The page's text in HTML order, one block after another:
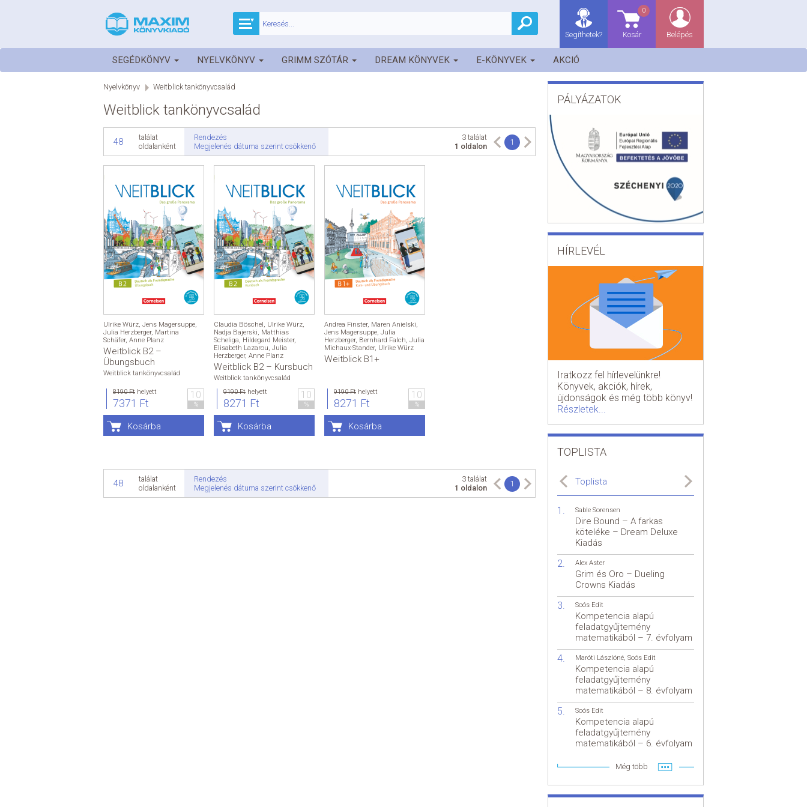
Belépés
Kosár
0
Segíthetek?
SEGÉDKÖNYV NYELVKÖNYV GRIMM SZÓTÁR DREAM KÖNYVEK E-KÖNYVEK AKCIÓ
Nyelvkönyv Weitblick tankönyvcsalád
Weitblick tankönyvcsalád
48
találat
oldalanként
Rendezés
Megjelenés dátuma szerint csökkenő
1
3 találat
1 oldalon
Ulrike Würz, Jens Magersuppe,
Julia Herzberger, Martina
Schäfer, Anne Planz
Weitblick B2 –
Übungsbuch
Weitblick tankönyvcsalád
8190 Ft helyett
7371 Ft
10
%
Kosárba
Claudia Böschel , Ulrike Würz,
Nadja Bajerski, Matthias
Scheliga, Hildegard Meister,
Elisabeth Lazarou, Julia
Herzberger, Anne Planz
Weitblick B2 – Kursbuch
Weitblick tankönyvcsalád
9190 Ft helyett
8271 Ft
10
%
Kosárba
Andrea Finster, Maren Anielski,
Jens Magersuppe, Julia
Herzberger, Bernhard Falch, Julia
Michaux-Stander, Ulrike Würz
Weitblick B1+
9190 Ft helyett
8271 Ft
10
%
Kosárba
48
találat
oldalanként
Rendezés
Megjelenés dátuma szerint csökkenő
1
3 találat
1 oldalon
PÁLYÁZATOK
HÍRLEVÉL
Iratkozz fel hírlevelünkre!
Könyvek, akciók, hírek,
újdonságok és még több könyv!
Részletek...
TOPLISTA
Toplista
Sable Sorensen
Dire Bound – A farkas
köteléke – Dream Deluxe
Kiadás
Alex Aster
Grim és Oro – Dueling
Crowns Kiadás
Soós Edit
Kompetencia alapú
feladatgyűjtemény
matematikából – 7. évfolyam
Maróti Lászlóné, Soós Edit
Kompetencia alapú
feladatgyűjtemény
matematikából – 8. évfolyam
Soós Edit
Kompetencia alapú
feladatgyűjtemény
matematikából – 6. évfolyam
Még több